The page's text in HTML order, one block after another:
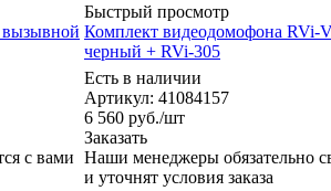
с вами
Быстрый просмотр
Комплект видеодомофона RVi-
черный + RVi-305
Есть в наличии
Артикул: 41084157
6 560 руб./шт
Заказать
Наши менеджеры обязательно
и уточнят условия заказа